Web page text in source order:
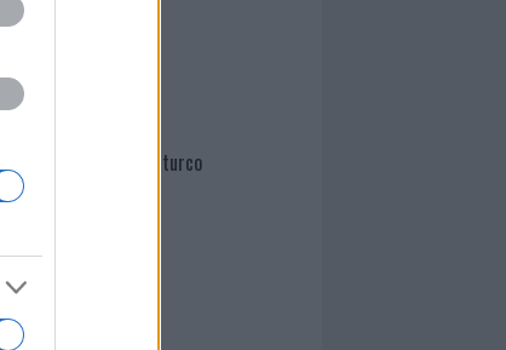
Martina Agostina Diturco
I nostri cari